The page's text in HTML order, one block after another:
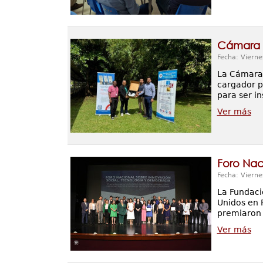
Fecha:
La
cargador
para ser
Ver más
Foro
Fecha:
La
Unidos en
premiaron
Ver más